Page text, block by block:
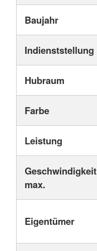
Baujahr
Indienststellung
Hubraum
Farbe
Leistung
Geschwindigkeit
max.
Eigentümer